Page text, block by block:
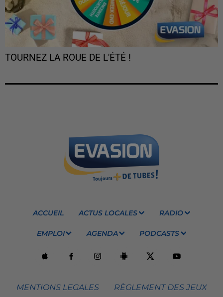
TOURNEZ LA ROUE DE L'ÉTÉ !
ACCUEIL ACTUS LOCALES RADIO
EMPLOI AGENDA PODCASTS
MENTIONS LEGALES RÈGLEMENT DES JEUX